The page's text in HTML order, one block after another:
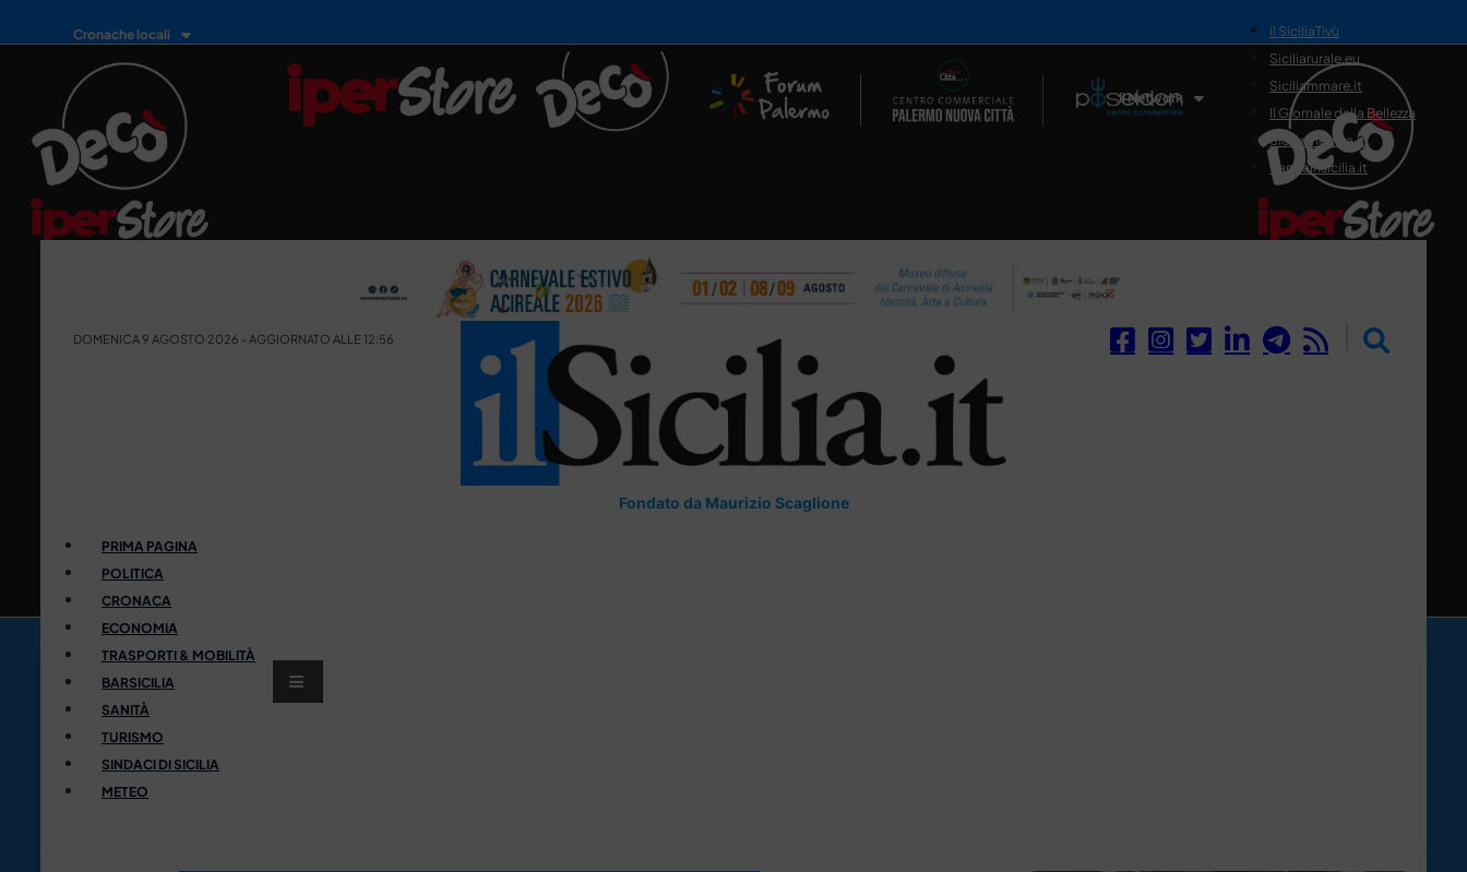
Cronache locali
Il Network
il SiciliaTivù
Siciliarurale.eu
Siciliammare.it
Il Giornale della Bellezza
Siciliamedica.it
Sanitainsicilia.it
DOMENICA 9 AGOSTO 2026 - AGGIORNATO ALLE 12:56
Fondato da Maurizio Scaglione
PRIMA PAGINA
POLITICA
CRONACA
ECONOMIA
TRASPORTI & MOBILITÀ
BARSICILIA
SANITÀ
TURISMO
SINDACI DI SICILIA
METEO